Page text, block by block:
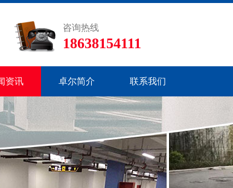
咨询热线
18638154111
资讯 卓尔简介 联系我们